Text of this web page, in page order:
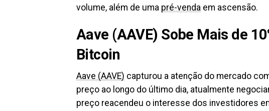
volume, além de uma pré-venda em ascensão.
Aave (AAVE) Sobe Mais de
Bitcoin
Aave (AAVE) capturou a atenção do mercado
preço ao longo do último dia, atualmente
preço reacendeu o interesse dos investidores